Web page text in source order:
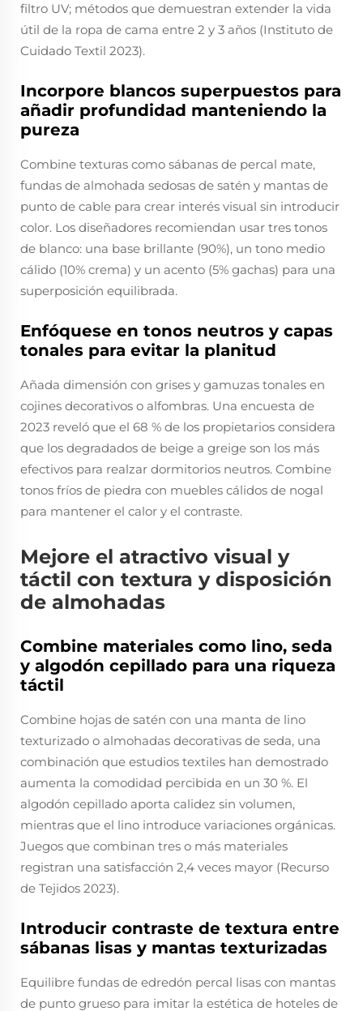
filtro UV; métodos que demuestran extender la vida
útil de la ropa de cama entre 2 y 3 años (Instituto de
Cuidado Textil 2023).
Incorpore blancos superpuestos para
añadir profundidad manteniendo la
pureza
Combine texturas como sábanas de percal mate,
fundas de almohada sedosas de satén y mantas de
punto de cable para crear interés visual sin introducir
color. Los diseñadores recomiendan usar tres tonos
de blanco: una base brillante (90%), un tono medio
cálido (10% crema) y un acento (5% gachas) para una
superposición equilibrada.
Enfóquese en tonos neutros y capas
tonales para evitar la planitud
Añada dimensión con grises y gamuzas tonales en
cojines decorativos o alfombras. Una encuesta de
2023 reveló que el 68 % de los propietarios considera
que los degradados de beige a greige son los más
efectivos para realzar dormitorios neutros. Combine
tonos fríos de piedra con muebles cálidos de nogal
para mantener el calor y el contraste.
Mejore el atractivo visual y
táctil con textura y disposición
de almohadas
Combine materiales como lino, seda
y algodón cepillado para una riqueza
táctil
Combine hojas de satén con una manta de lino
texturizado o almohadas decorativas de seda, una
combinación que estudios textiles han demostrado
aumenta la comodidad percibida en un 30 %. El
algodón cepillado aporta calidez sin volumen,
mientras que el lino introduce variaciones orgánicas.
Juegos que combinan tres o más materiales
registran una satisfacción 2,4 veces mayor (Recurso
de Tejidos 2023).
Introducir contraste de textura entre
sábanas lisas y mantas texturizadas
Equilibre fundas de edredón percal lisas con mantas
de punto grueso para imitar la estética de hoteles de